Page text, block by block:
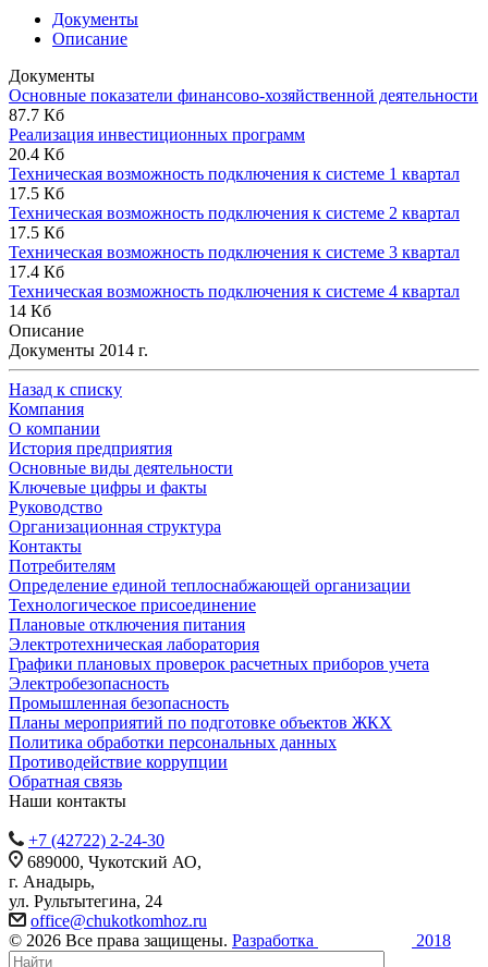
Документы
Описание
Документы
Основные показатели финансово-хозяйственной деятельности
87.7 Кб
Реализация инвестиционных программ
20.4 Кб
Техническая возможность подключения к системе 1 квартал
17.5 Кб
Техническая возможность подключения к системе 2 квартал
17.5 Кб
Техническая возможность подключения к системе 3 квартал
17.4 Кб
Техническая возможность подключения к системе 4 квартал
14 Кб
Описание
Документы 2014 г.
Назад к списку
Компания
О компании
История предприятия
Основные виды деятельности
Ключевые цифры и факты
Руководство
Организационная структура
Контакты
Потребителям
Определение единой теплоснабжающей организации
Технологическое присоединение
Плановые отключения питания
Электротехническая лаборатория
Графики плановых проверок расчетных приборов учета
Электробезопасность
Промышленная безопасность
Планы мероприятий по подготовке объектов ЖКХ
Политика обработки персональных данных
Противодействие коррупции
Обратная связь
Наши контакты
+7 (42722) 2-24-30
689000, Чукотский АО,
г. Анадырь,
ул. Рультытегина, 24
office@chukotkomhoz.ru
© 2026 Все права защищены. Разработка 2018